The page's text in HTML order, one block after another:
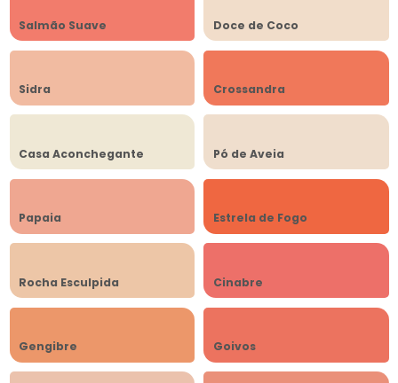
Salmão Suave Doce de Coco
Sidra Crossandra
Casa Aconchegante Pó de Aveia
Papaia Estrela de Fogo
Rocha Esculpida Cinabre
Gengibre Goivos